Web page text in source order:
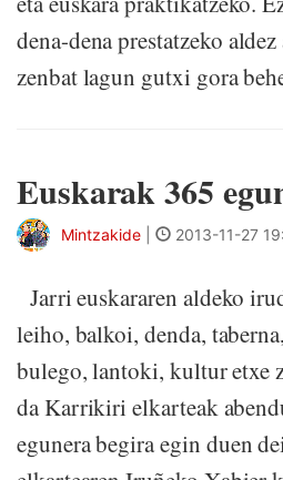
dena-dena prestatzeko
zenbat lagun gutxi gora
Euskarak 365
Mintzakide 2013-11-27
Jarri euskararen aldeko
leiho, balkoi, denda,
bulego, lantoki, kultur etxe
da Karrikiri elkarteak
egunera begira egin duen